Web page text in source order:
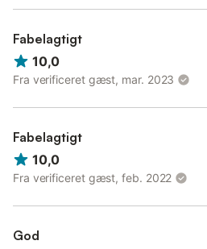
Fabelagtigt
10,0
Fra verificeret gæst, mar. 2023
Fabelagtigt
10,0
Fra verificeret gæst, feb. 2022
God